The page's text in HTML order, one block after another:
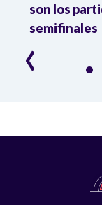
son los
semifinales
‹